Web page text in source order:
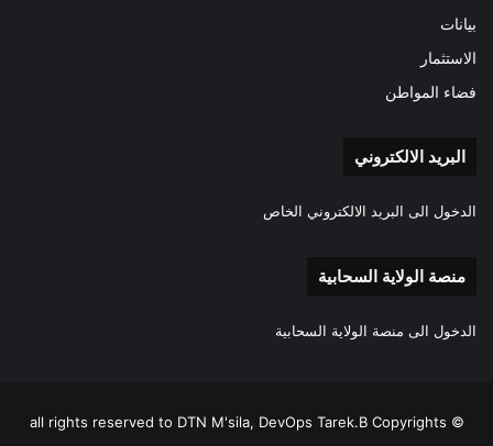
بيانات
الاستثمار
فضاء المواطن
البريد الالكتروني
الدخول الى البريد الالكتروني الخاص
منصة الولاية السحابية
الدخول الى منصة الولاية السحابية
all rights reserved to DTN M'sila, DevOps Tarek.B Copyrights ©